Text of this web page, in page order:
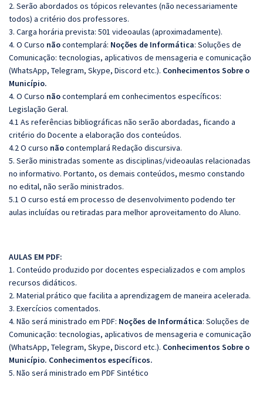
2. Serão abordados os tópicos relevantes (não necessariamente
todos) a critério dos professores.
3. Carga horária prevista: 501 videoaulas (aproximadamente).
4. O Curso nãocontemplará: Noções de Informática: Soluções de
Comunicação: tecnologias, aplicativos de mensageria e comunicação
(WhatsApp, Telegram, Skype, Discord etc.). Conhecimentos Sobre o
Município.
4. O Curso nãocontemplará em conhecimentos específicos:
Legislação Geral.
4.1 As referências bibliográficas não serão abordadas, ficando a
critério do Docente a elaboração dos conteúdos.
4.2 O curso nãocontemplará Redação discursiva.
5. Serão ministradas somente as disciplinas/videoaulas relacionadas
no informativo. Portanto, os demais conteúdos, mesmo constando
no edital, não serão ministrados.
5.1 O curso está em processo de desenvolvimento podendo ter
aulas incluídas ou retiradas para melhor aproveitamento do Aluno.
AULAS EM PDF:
1. Conteúdo produzido por docentes especializados e com amplos
recursos didáticos.
2. Material prático que facilita a aprendizagem de maneira acelerada.
3. Exercícios comentados.
4. Não será ministrado em PDF: Noções de Informática: Soluções de
Comunicação: tecnologias, aplicativos de mensageria e comunicação
(WhatsApp, Telegram, Skype, Discord etc.). Conhecimentos Sobre o
Município. Conhecimentos específicos.
5. Não será ministrado em PDF Sintético